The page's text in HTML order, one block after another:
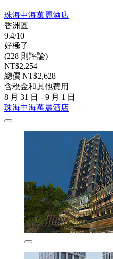
珠海中海萬麗酒店
香洲區
9.4/10
好極了
(228 則評論)
NT$2,254
總價 NT$2,628
含稅金和其他費用
8 月 31 日 - 9 月 1 日
珠海中海萬麗酒店